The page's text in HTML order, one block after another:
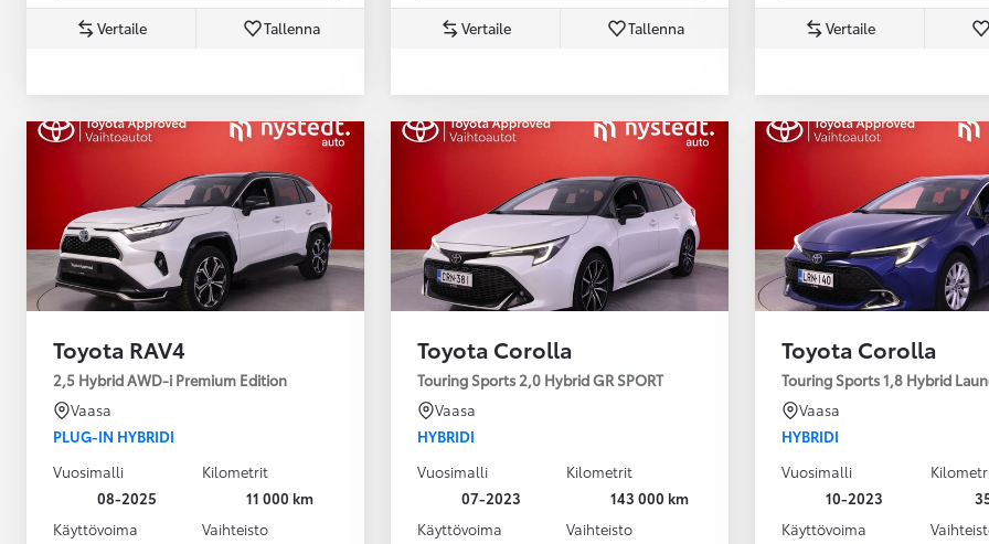
Vertaile Tallenna Vertaile Tallenna Vertaile
Toyota RAV4
2,5 Hybrid AWD-i Premium Edition
Vaasa
PLUG-IN HYBRIDI
Vuosimalli
08-2025
Kilometrit
11 000 km
Käyttövoima
Vaihteisto
Toyota Corolla
Touring Sports 2,0 Hybrid GR SPORT
Vaasa
HYBRIDI
Vuosimalli
07-2023
Kilometrit
143 000 km
Käyttövoima
Vaihteisto
Toyota Corolla
Touring Sports 1,8 Hybrid
Vaasa
HYBRIDI
Vuosimalli
10-2023
Käyttövoima